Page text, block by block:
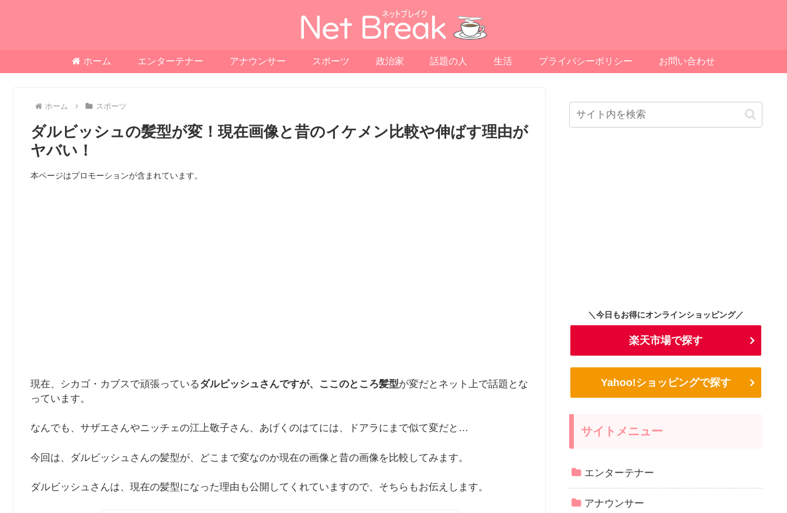
ホーム エンターテナー アナウンサー スポーツ 政治家 話題の人 生活 プライバシーポリシー お問い合わせ
ホーム スポーツ
ダルビッシュの髪型が変！現在画像と昔のイケメン比較や伸ばす理由が
ヤバい！
本ページはプロモーションが含まれています。
現在、シカゴ・カブスで頑張っているダルビッシュさんですが、ここのところ髪型が変だとネット上で話題とな
っています。
なんでも、サザエさんやニッチェの江上敬子さん、あげくのはてには、ドアラにまで似て変だと…
今回は、ダルビッシュさんの髪型が、どこまで変なのか現在の画像と昔の画像を比較してみます。
ダルビッシュさんは、現在の髪型になった理由も公開してくれていますので、そちらもお伝えします。
＼今日もお得にオンラインショッピング／
楽天市場で探す
Yahoo!ショッピングで探す
サイトメニュー
エンターテナー
アナウンサー